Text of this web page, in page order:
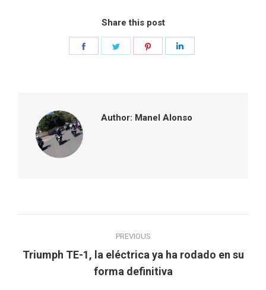
Share this post
Author: Manel Alonso
navigation
PREVIOUS
Previous
post:
Triumph TE-1, la eléctrica ya ha rodado en su
forma definitiva